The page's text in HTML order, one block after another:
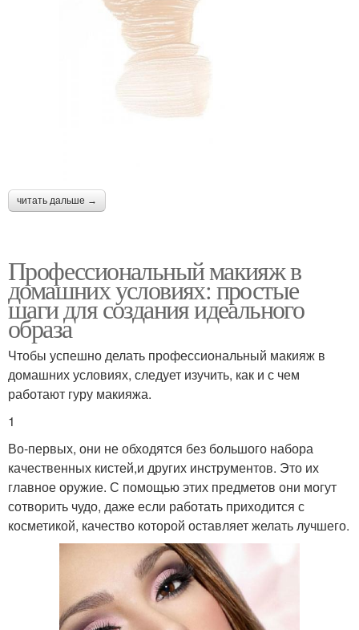
читать дальше →
Профессиональный макияж в
домашних условиях: простые
шаги для создания идеального
образа
Чтобы успешно делать профессиональный макияж в
домашних условиях, следует изучить, как и с чем
работают гуру макияжа.
1
Во-первых, они не обходятся без большого набора
качественных кистей,и других инструментов. Это их
главное оружие. С помощью этих предметов они могут
сотворить чудо, даже если работать приходится с
косметикой, качество которой оставляет желать лучшего.